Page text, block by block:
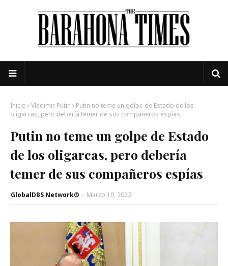
Inicio Vladimir Putin
Putin no teme un golpe de Estado de los
oligarcas, pero debería temer de sus compañeros espías
Putin no teme un golpe de Estado
de los oligarcas, pero debería
temer de sus compañeros espías
GlobalDBS Network® - Marzo 10, 2022